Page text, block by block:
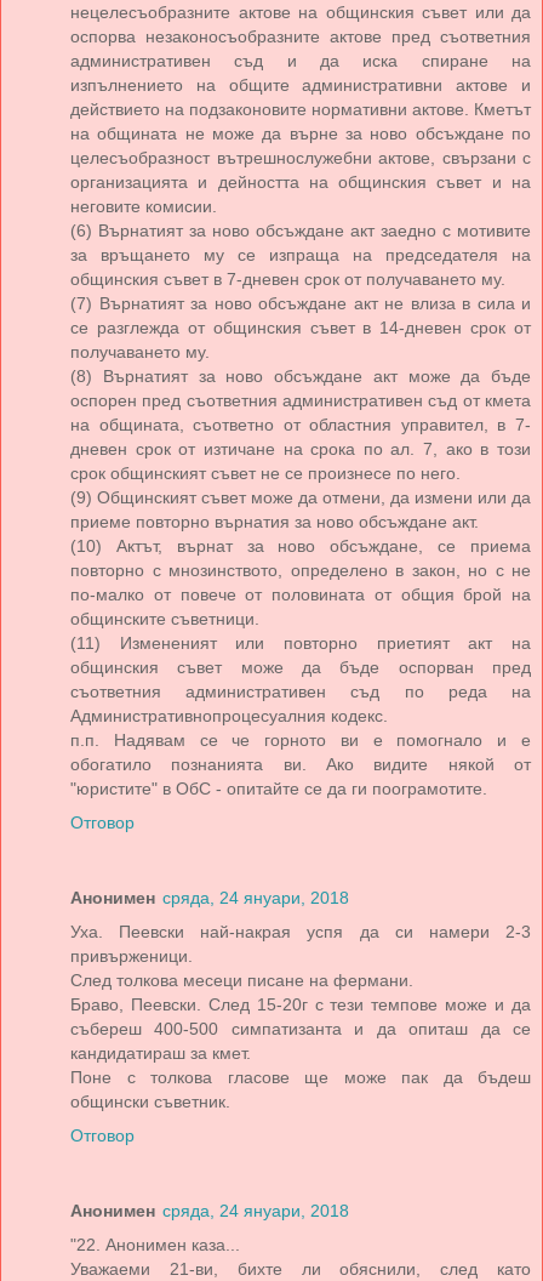
нецелесъобразните актове на общинския съвет или да
оспорва незаконосъобразните актове пред съответния
административен съд и да иска спиране на
изпълнението на общите административни актове и
действието на подзаконовите нормативни актове. Кметът
на общината не може да върне за ново обсъждане по
целесъобразност вътрешнослужебни актове, свързани с
организацията и дейността на общинския съвет и на
неговите комисии.
(6) Върнатият за ново обсъждане акт заедно с мотивите
за връщането му се изпраща на председателя на
общинския съвет в 7-дневен срок от получаването му.
(7) Върнатият за ново обсъждане акт не влиза в сила и
се разглежда от общинския съвет в 14-дневен срок от
получаването му.
(8) Върнатият за ново обсъждане акт може да бъде
оспорен пред съответния административен съд от кмета
на общината, съответно от областния управител, в 7-
дневен срок от изтичане на срока по ал. 7, ако в този
срок общинският съвет не се произнесе по него.
(9) Общинският съвет може да отмени, да измени или да
приеме повторно върнатия за ново обсъждане акт.
(10) Актът, върнат за ново обсъждане, се приема
повторно с мнозинството, определено в закон, но с не
по-малко от повече от половината от общия брой на
общинските съветници.
(11) Измененият или повторно приетият акт на
общинския съвет може да бъде оспорван пред
съответния административен съд по реда на
Административнопроцесуалния кодекс.
п.п. Надявам се че горното ви е помогнало и е
обогатило познанията ви. Ако видите някой от
"юристите" в ОбС - опитайте се да ги поограмотите.
Отговор
Анонимен сряда, 24 януари, 2018
Уха. Пеевски най-накрая успя да си намери 2-3
привърженици.
След толкова месеци писане на фермани.
Браво, Пеевски. След 15-20г с тези темпове може и да
събереш 400-500 симпатизанта и да опиташ да се
кандидатираш за кмет.
Поне с толкова гласове ще може пак да бъдеш
общински съветник.
Отговор
Анонимен сряда, 24 януари, 2018
"22. Анонимен каза...
Уважаеми 21-ви, бихте ли обяснили, след като